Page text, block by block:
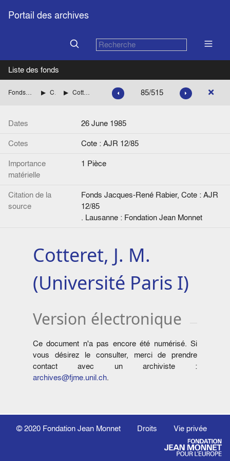
Portail des archives
Liste des fonds
Fonds Jacques-René Rabier Correspondance Cotteret, J. M. (Université Paris I) 85/515
Dates
26 June 1985
Cotes
Cote : AJR 12/85
Importance
matérielle
1 Pièce
Citation de la
source
Fonds Jacques-René Rabier, Cote : AJR
12/85
. Lausanne : Fondation Jean Monnet
Cotteret, J. M.
(Université Paris I)
Version électronique
Ce document n'a pas encore été numérisé. Si
vous désirez le consulter, merci de prendre
contact avec un archiviste :
archives@fjme.unil.ch.
© 2020 Fondation Jean Monnet Droits Vie privée